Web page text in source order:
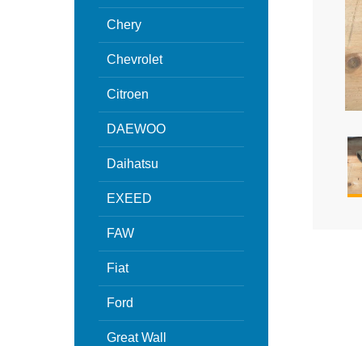
Chery
Chevrolet
Citroen
DAEWOO
Daihatsu
EXEED
FAW
Fiat
Ford
Great Wall